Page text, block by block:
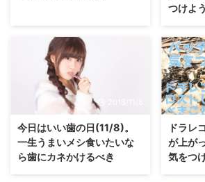
つけよう
今日はいい歯の日(11/8)。
一生うまいメシ食いたいな
ら歯にカネかけるべき
ドラレ
が上が
気をつ